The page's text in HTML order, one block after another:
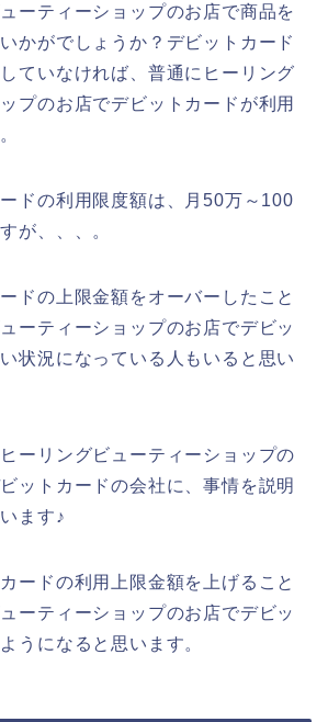
ーティーショップのお店で商品を
かがでしょうか？デビットカード
ていなければ、普通にヒーリング
プのお店でデビットカードが利用
ドの利用限度額は、月50万～100
が、、、。
ドの上限金額をオーバーしたこと
ーティーショップのお店でデビッ
状況になっている人もいると思い
ーリングビューティーショップの
ットカードの会社に、事情を説明
ます♪
ードの利用上限金額を上げること
ーティーショップのお店でデビッ
うになると思います。